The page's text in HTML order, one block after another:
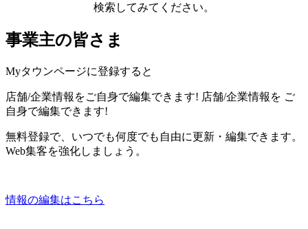
検索してみてください。
事業主の皆さま
Myタウンページに登録すると
店舗/企業情報をご自身で編集できます! 店舗/企業情報を ご
自身で編集できます!
無料登録で、いつでも何度でも自由に更新・編集できます。
Web集客を強化しましょう。
情報の編集はこちら